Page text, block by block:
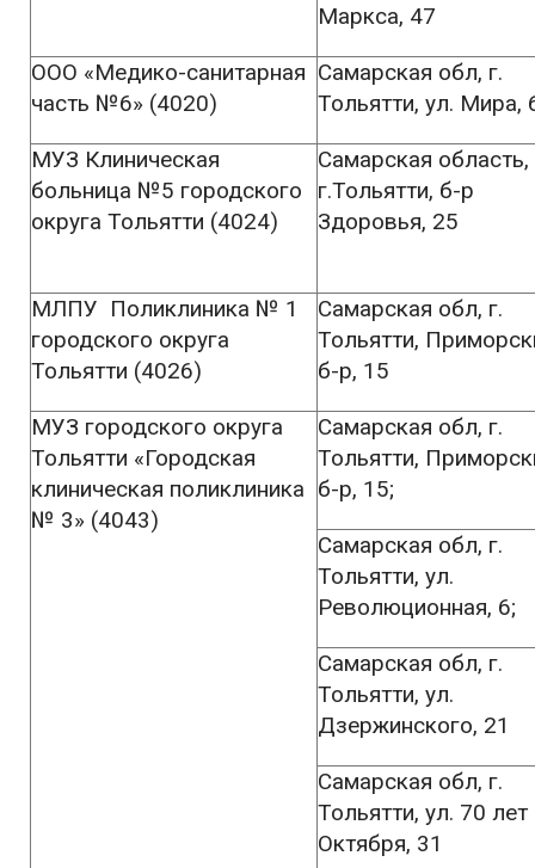
Маркса, 47
ООО «Медико-санитарная
часть №6» (4020)
Самарская обл, г.
Тольятти, ул. Мира,
МУЗ Клиническая
больница №5 городского
округа Тольятти (4024)
Самарская область,
г.Тольятти, б-р
Здоровья, 25
МЛПУ Поликлиника № 1
городского округа
Тольятти (4026)
Самарская обл, г.
Тольятти,
б-р, 15
МУЗ городского округа
Тольятти «Городская
клиническая поликлиника
№ 3» (4043)
Самарская обл, г.
Тольятти,
б-р, 15;
Самарская обл, г.
Тольятти, ул.
Революционная, 6;
Самарская обл, г.
Тольятти, ул.
Дзержинского, 21
Самарская обл, г.
Тольятти, ул. 70 лет
Октября, 31